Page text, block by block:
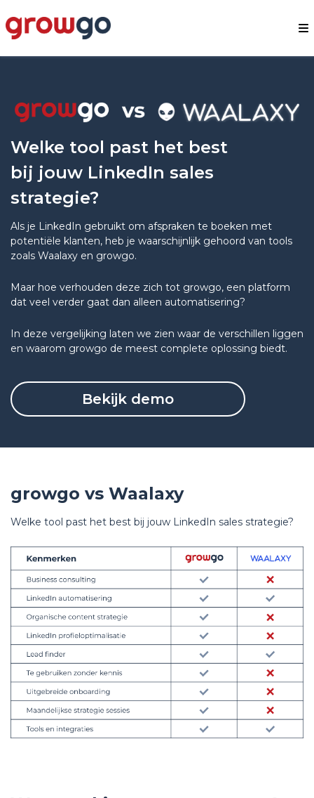
Welke tool past het best
bij jouw LinkedIn sales
strategie?
Als je LinkedIn gebruikt om afspraken te boeken met
potentiële klanten, heb je waarschijnlijk gehoord van tools
zoals Waalaxy en growgo.
Maar hoe verhouden deze zich tot growgo, een platform
dat veel verder gaat dan alleen automatisering?
In deze vergelijking laten we zien waar de verschillen liggen
en waarom growgo de meest complete oplossing biedt.
Bekijk demo
growgo vs Waalaxy
Welke tool past het best bij jouw LinkedIn sales strategie?